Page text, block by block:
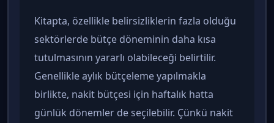
Kitapta, özellikle belirsizliklerin fazla olduğu
sektörlerde bütçe döneminin daha kısa
tutulmasının yararlı olabileceği belirtilir.
Genellikle aylık bütçeleme yapılmakla
birlikte, nakit bütçesi için haftalık hatta
günlük dönemler de seçilebilir. Çünkü nakit